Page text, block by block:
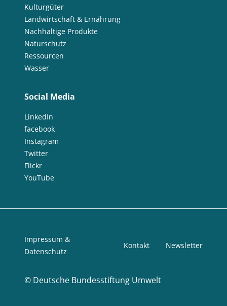
Kulturgüter
Landwirtschaft & Ernährung
Nachhaltige Produkte
Naturschutz
Ressourcen
Wasser
Social Media
LinkedIn
facebook
Instagram
Twitter
Flickr
YouTube
© Deutsche Bundesstiftung Umwelt
Impressum &
Datenschutz
Kontakt Newsletter